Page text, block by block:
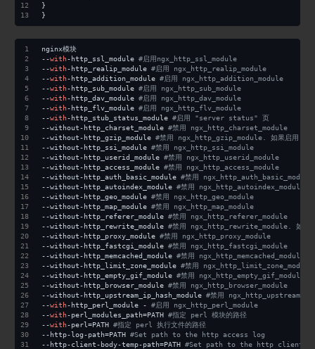
}
}
nginx模块
--with-http_ssl_module #启用ngx_http_ssl_module
--with-http_realip_module #启用 ngx_http_realip_module
--with-http_addition_module #启用 ngx_http_addition_module
--with-http_sub_module #启用 ngx_http_sub_module
--with-http_dav_module #启用 ngx_http_dav_module
--with-http_flv_module #启用 ngx_http_flv_module
--with-http_stub_status_module #启用 "server status" 页
--without-http_charset_module #禁用 ngx_http_charset_module
--without-http_gzip_module #禁用 ngx_http_gzip_module. 如果启用，
--without-http_ssi_module #禁用 ngx_http_ssi_module
--without-http_userid_module #禁用 ngx_http_userid_module
--without-http_access_module #禁用 ngx_http_access_module
--without-http_auth_basic_module #禁用 ngx_http_auth_basic_module
--without-http_autoindex_module #禁用 ngx_http_autoindex_module
--without-http_geo_module #禁用 ngx_http_geo_module
--without-http_map_module #禁用 ngx_http_map_module
--without-http_referer_module #禁用 ngx_http_referer_module
--without-http_rewrite_module #禁用 ngx_http_rewrite_module. 如果启
--without-http_proxy_module #禁用 ngx_http_proxy_module
--without-http_fastcgi_module #禁用 ngx_http_fastcgi_module
--without-http_memcached_module #禁用 ngx_http_memcached_module
--without-http_limit_zone_module #禁用 ngx_http_limit_zone_module
--without-http_empty_gif_module #禁用 ngx_http_empty_gif_module
--without-http_browser_module #禁用 ngx_http_browser_module
--without-http_upstream_ip_hash_module #禁用
--with-http_perl_module - #启用 ngx_http_perl_module
--with-perl_modules_path=PATH #指定 perl 模块的路径
--with-perl=PATH #指定 perl 执行文件的路径
--http-log-path=PATH #Set path to the http access log
--http-client-body-temp-path=PATH #Set path to the http client